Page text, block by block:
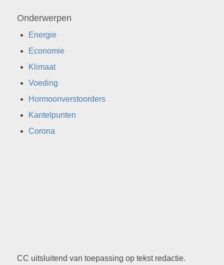
Onderwerpen
Energie
Economie
Klimaat
Voeding
Hormoonverstoorders
Kantelpunten
Corona
CC uitsluitend van toepassing op tekst redactie.